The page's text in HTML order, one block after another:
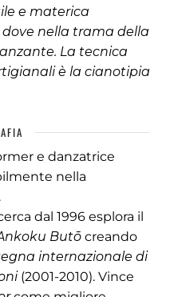
e materica
nella trama della
La tecnica
è la cianotipia
e danzatrice
nella
dal 1996 esplora il
Butō creando
internazionale di
(2001-2010). Vince